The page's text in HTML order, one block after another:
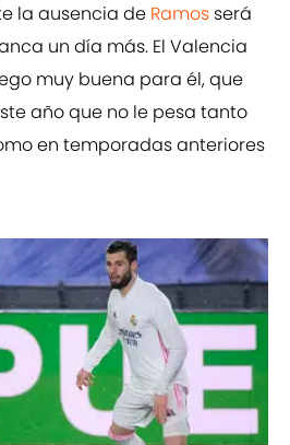
la ausencia de Ramos será
un día más. El Valencia
muy buena para él, que
año que no le pesa tanto
en temporadas anteriores